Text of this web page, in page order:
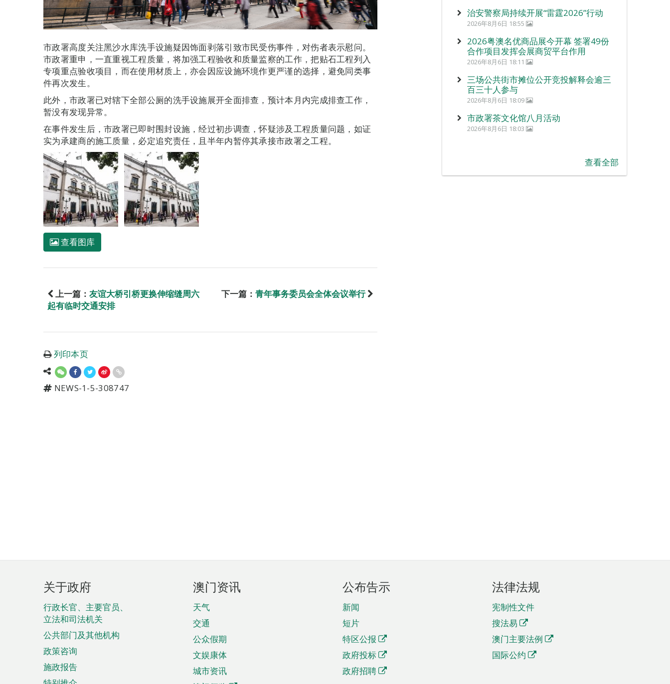
市政署高度关注黑沙水库洗手设施疑因饰面剥落引致市民受伤事件，对伤者表示慰问。
市政署重申，一直重视工程质量，将加强工程验收和质量监察的工作，把贴石工程列入
专项重点验收项目，而在使用材质上，亦会因应设施环境作更严谨的选择，避免同类事
件再次发生。
此外，市政署已对辖下全部公厕的洗手设施展开全面排查，预计本月内完成排查工作，
暂没有发现异常。
在事件发生后，市政署已即时围封设施，经过初步调查，怀疑涉及工程质量问题，如证
实为承建商的施工质量，必定追究责任，且半年内暂停其承接市政署之工程。
查看图库
上一篇： 友谊大桥引桥更换伸缩缝周六
起有临时交通安排
下一篇： 青年事务委员会全体会议举行
列印本页
NEWS-1-5-308747
治安警察局持续开展“雷霆2026”行动
2026年8月6日 18:55
2026粤澳名优商品展今开幕 签署49份
合作项目发挥会展商贸平台作用
2026年8月6日 18:11
三场公共街市摊位公开竞投解释会逾三
百三十人参与
2026年8月6日 18:09
市政署茶文化馆八月活动
2026年8月6日 18:03
查看全部
页
脚
菜
单
关于政府
行政长官、主要官员、
立法和司法机关
公共部门及其他机构
政策咨询
施政报告
澳门资讯
天气
交通
公众假期
文娱康体
城市资讯
公布告示
新闻
短片
特区公报
政府投标
政府招聘
法律法规
宪制性文件
搜法易
澳门主要法例
国际公约